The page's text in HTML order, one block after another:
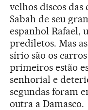
velhos discos das
Sabah de seu
espanhol Rafael,
prediletos. Mas
sírio são os
primeiros estão
senhorial e
segundas foram
outra a Damasco.